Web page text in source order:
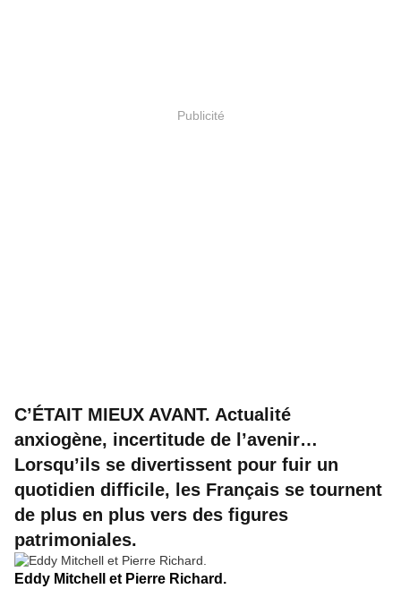
Publicité
C’ÉTAIT MIEUX AVANT. Actualité
anxiogène, incertitude de l’avenir…
Lorsqu’ils se divertissent pour fuir un
quotidien difficile, les Français se tournent
de plus en plus vers des figures
patrimoniales.
Eddy Mitchell et Pierre Richard.